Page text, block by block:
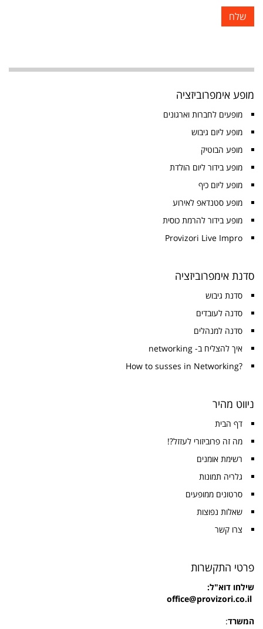
מופע אימפרוביזציה
מופעים לחברות וארגונים
מופע ליום גיבוש
מופע הבוטיק
מופע בידור ליום הולדת
מופע ליום כיף
מופע סטנדאפ לאירוע
מופע בידור להרמת כוסית
Provizori Live Impro
סדנת אימפרוביזציה
סדנת גיבוש
סדנה לעובדים
סדנה למנהלים
איך להצליח ב- networking
?How to susses in Networking
ניווט מהיר
דף הבית
מה זה פרוביזורי לעזזל?!
רשימת אומנים
גלריה תמונות
סרטונים ממופעים
שאלות נפוצות
צרו קשר
פרטי התקשרות
שילחו דוא"ל:
office@provizori.co.il
המשרד: